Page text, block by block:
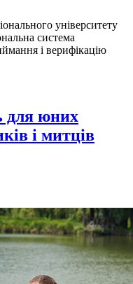
університету
система
і верифікацію
для юних
і митців